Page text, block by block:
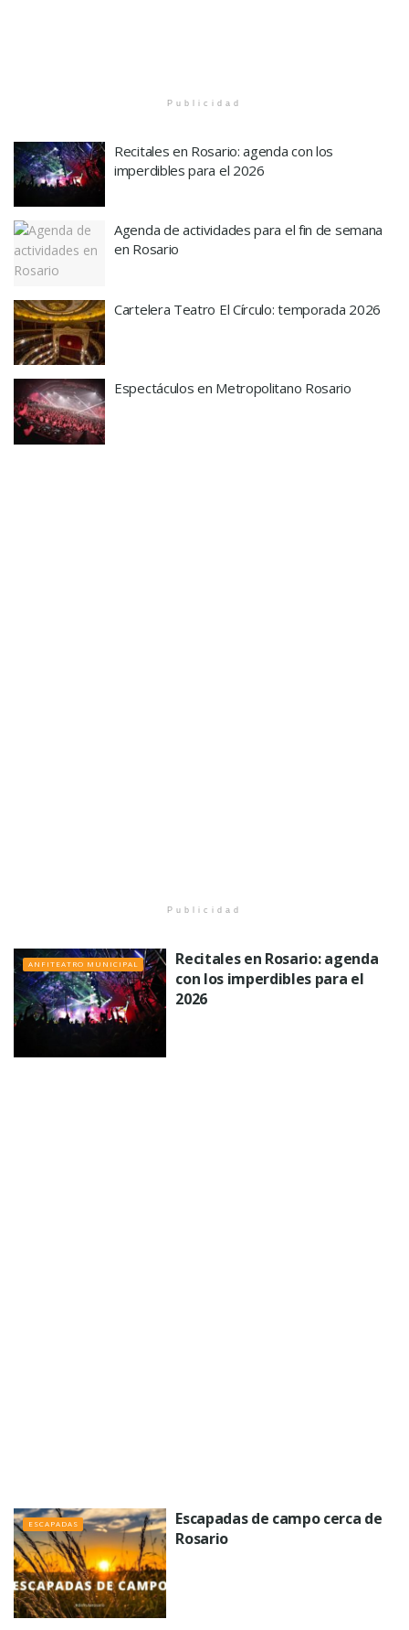
Publicidad
Recitales en Rosario: agenda con los
imperdibles para el 2026
Agenda de actividades para el fin de semana
en Rosario
Cartelera Teatro El Círculo: temporada 2026
Espectáculos en Metropolitano Rosario
Publicidad
ANFITEATRO MUNICIPAL
Recitales en Rosario: agenda
con los imperdibles para el
2026
ESCAPADAS
Escapadas de campo cerca de
Rosario